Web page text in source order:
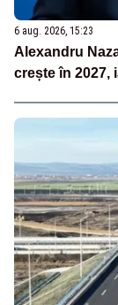
6 aug. 2026, 15:23
Alexandru
crește în 2027,